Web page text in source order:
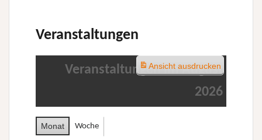
Veranstaltungen
Veranstaltungen im August
2026
Monat Woche
Ansichtausdrucken